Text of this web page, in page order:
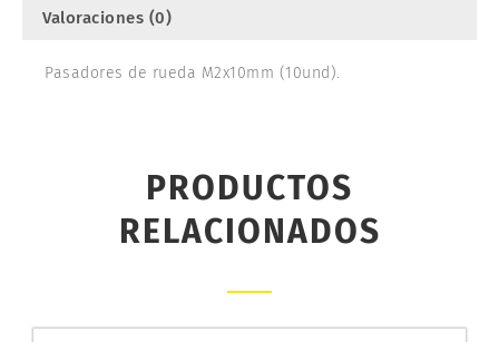
Valoraciones (0)
Pasadores de rueda M2x10mm (10und).
PRODUCTOS
RELACIONADOS